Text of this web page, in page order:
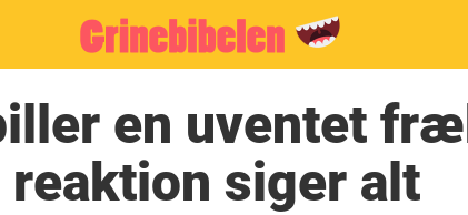
en uventet
reaktion siger alt